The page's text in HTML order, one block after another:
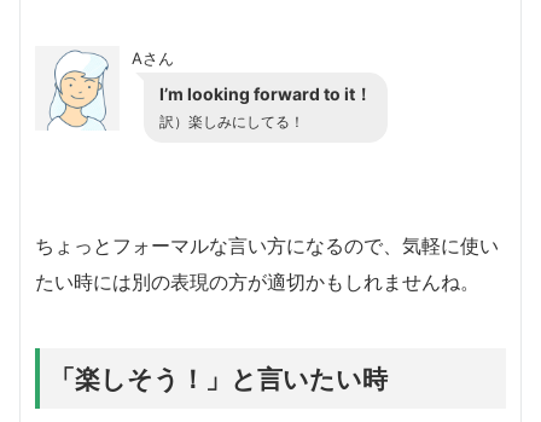
Aさん
I’m looking forward to it！
訳）楽しみにしてる！
ちょっとフォーマルな言い方になるので、気軽に使い
たい時には別の表現の方が適切かもしれませんね。
「楽しそう！」と言いたい時